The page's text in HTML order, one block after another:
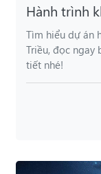
Hành trình
Tìm hiểu dự án
Triều, đọc
tiết nhé!